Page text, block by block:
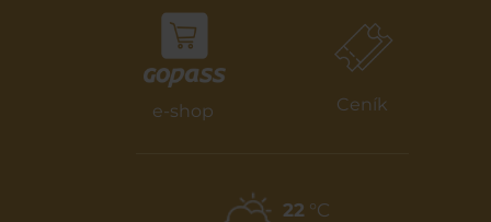
e-shop Ceník
22°C